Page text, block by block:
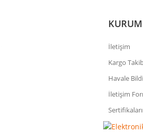
İletişim
Kargo
Havale
İletişim